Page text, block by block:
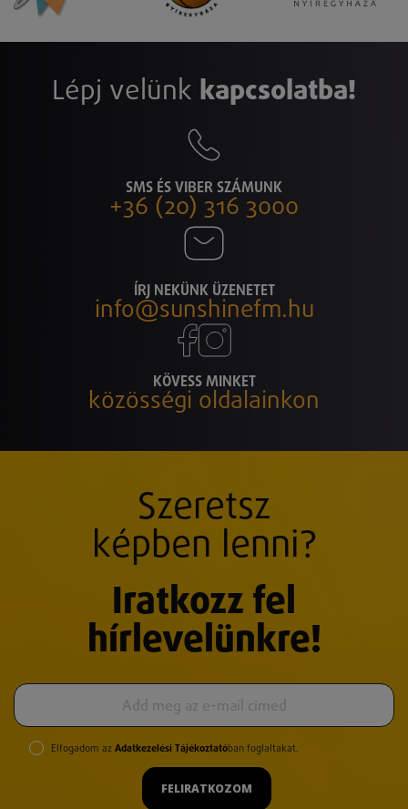
Lépj velünk kapcsolatba!
SMS ÉS VIBER SZÁMUNK
+36 (20) 316 3000
ÍRJ NEKÜNK ÜZENETET
info@sunshinefm.hu
KÖVESS MINKET
közösségi oldalainkon
Szeretsz
képben lenni?
Iratkozz fel
hírlevelünkre!
Elfogadom az Adatkezelési Tájékoztatóban foglaltakat.
FELIRATKOZOM